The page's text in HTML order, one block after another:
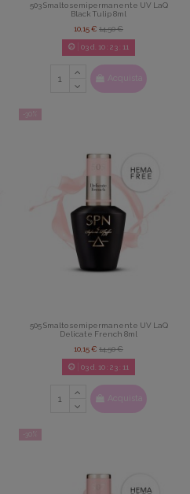
503 Smalto semipermanente UV LaQ
Black Tulip 8ml
10,15 € 14,50 €
03d. 10: 23: 09
Acquista
-30%
505 Smalto semipermanente UV LaQ
Delicate French 8ml
10,15 € 14,50 €
03d. 10: 23: 09
Acquista
-30%